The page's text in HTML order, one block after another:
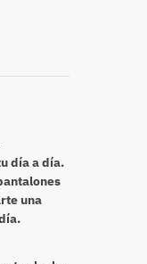
día a día.
una